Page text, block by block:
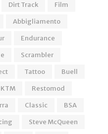
Dirt Track
Film
Abbigliamento
Endurance
Scrambler
Tattoo
Buell
KTM
Restomod
Classic
BSA
Steve McQueen